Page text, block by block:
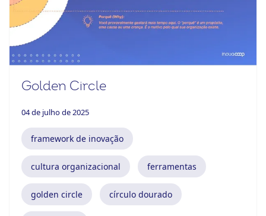
Golden Circle
04 de julho de 2025
framework de inovação
cultura organizacional ferramentas
golden circle círculo dourado